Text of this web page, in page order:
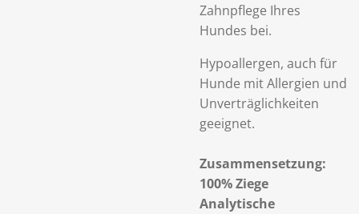
Zahnpflege Ihres
Hundes bei.
Hypoallergen, auch für
Hunde mit Allergien und
Unverträglichkeiten
geeignet.
Zusammensetzung:
100% Ziege
Analytische